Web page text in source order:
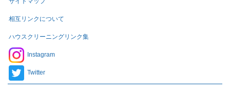
相互リンクについて
ハウスクリーニングリンク集
Instagram
Twitter